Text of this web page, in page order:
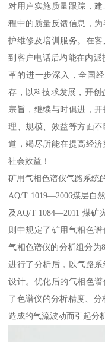
对用户实施质量跟踪，
程中的质量反馈信息，
护维修及培训服务。在
到客户电话后均能在内
革的进一步深入，全国
存，以科技求发展，开创
宗旨，继续与时俱进，
理、规模、效益等方面
道，竭尽所能在提高经
社会效益！
矿用气相色谱仪气路系统
AQ/T 1019—2006煤层自
及AQ/T 1084—2011 煤矿
则中规定了矿用气相色
气相色谱仪的分析组分为
进行了分析后，以气路
设计。优化后的气相色
了色谱仪的分析精度、
造成的气流波动而引起分